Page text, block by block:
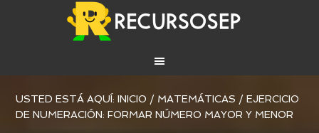
USTED ESTÁ AQUÍ:INICIO / MATEMÁTICAS / EJERCICIO
DE NUMERACIÓN: FORMAR NÚMERO MAYOR Y MENOR